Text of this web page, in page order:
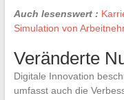
Auch lesenswert :
Simulation von
Veränderte
Digitale Innovation
umfasst auch die